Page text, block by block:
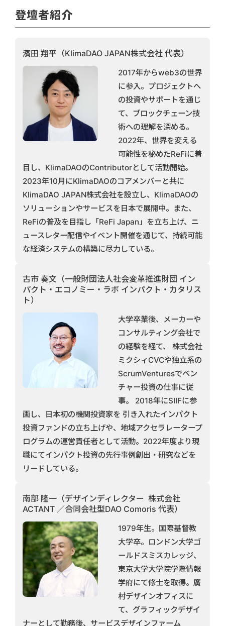
登壇者紹介
濱田 翔平（KlimaDAO JAPAN株式会社 代表）
2017年からweb3の世界
に参入。プロジェクトへ
の投資やサポートを通じ
て、ブロックチェーン技
術への理解を深める。
2022年、世界を変える
可能性を秘めたReFiに着
目し、KlimaDAOのContributorとして活動開始。
2023年10月にKlimaDAOのコアメンバーと共に
KlimaDAO JAPAN株式会社を設立し、KlimaDAOの
ソリューションやサービスを日本で展開中。また、
ReFiの普及を目指し「ReFi Japan」を立ち上げ、ニ
ュースレター配信やイベント開催を通じて、持続可能
な経済システムの構築に尽力している。
古市 奏文（一般財団法人社会変革推進財団 イン
パクト・エコノミー・ラボ インパクト・カタリス
ト）
大学卒業後、メーカーや
コンサルティング会社で
の経験を経て、 株式会社
ミクシィCVCや独立系の
ScrumVenturesでベン
チャー投資の仕事に従
事。 2018年にSIIFに参
画し、日本初の機関投資家を 引き入れたインパクト
投資ファンドの立ち上げや、地域アクセラレータープ
ログラムの運営責任者として活動。2022年度より現
職にてインパクト投資の先行事例創出・研究などを
リードしている。
南部 隆一（デザインディレクター 株式会社
ACTANT ／合同会社型DAO Comoris 代表）
1979年生。国際基督教
大学卒。ロンドン大学ゴ
ールドスミスカレッジ、
東京大学大学院学際情報
学府にて修士を取得。廣
村デザインオフィスに
て、グラフィックデザイ
ナーとして勤務後、サービスデザインファーム